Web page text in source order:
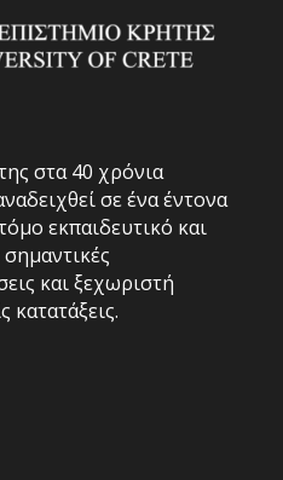
στα 40 χρόνια
σε ένα έντονα
εκπαιδευτικό και
και ξεχωριστή
κατατάξεις.